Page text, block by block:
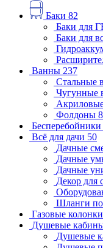
Баки 82
Баки для
Баки для
Ванны 237
Стальные
Чугунные
Фолдоны
Бесперебойники
Всё для дачи 50
Дачные
Дачные
Дачные
Декор для
Шланги
Газовые колонки
Душевые
Душевые